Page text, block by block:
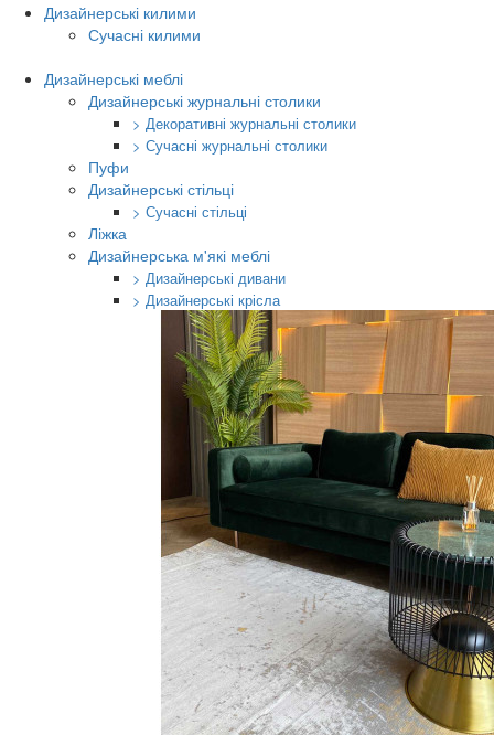
Дизайнерські килими
Сучасні килими
Дизайнерські меблі
Дизайнерські журнальні столики
> Декоративні журнальні столики
> Сучасні журнальні столики
Пуфи
Дизайнерські стільці
> Сучасні стільці
Ліжка
Дизайнерська м'які меблі
> Дизайнерські дивани
> Дизайнерські крісла